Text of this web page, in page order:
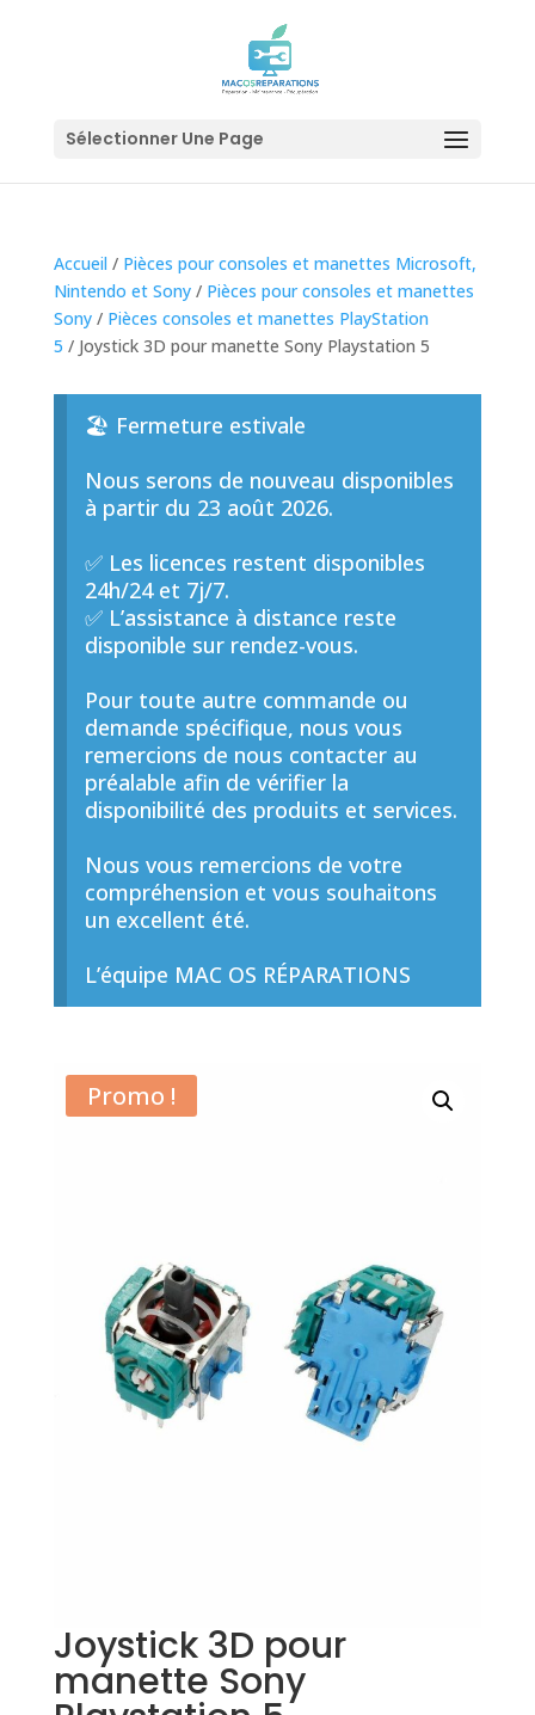
Sélectionner Une Page
Accueil / Pièces pour consoles et manettes Microsoft,
Nintendo et Sony/ Pièces pour consoles et manettes
Sony/ Pièces consoles et manettes PlayStation
5 / Joystick 3D pour manette Sony Playstation 5
🏖️ Fermeture estivale
Nous serons de nouveau disponibles
à partir du 23 août 2026.
✅ Les licences restent disponibles
24h/24 et 7j/7.
✅ L’assistance à distance reste
disponible sur rendez-vous.
Pour toute autre commande ou
demande spécifique, nous vous
remercions de nous contacter au
préalable afin de vérifier la
disponibilité des produits et services.
Nous vous remercions de votre
compréhension et vous souhaitons
un excellent été.
L’équipe MAC OS RÉPARATIONS
Promo !
Joystick 3D pour
manette Sony